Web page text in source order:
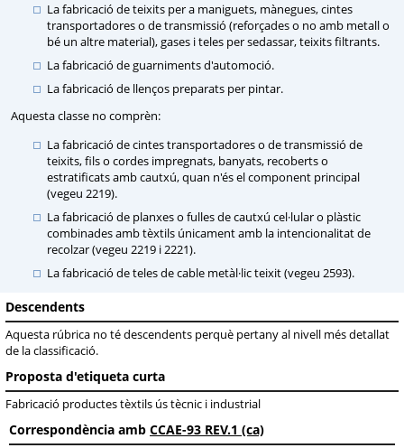
La fabricació de teixits per a maniguets, mànegues, cintes
transportadores o de transmissió (reforçades o no amb metall o
bé un altre material), gases i teles per sedassar, teixits filtrants.
La fabricació de guarniments d'automoció.
La fabricació de llenços preparats per pintar.
Aquesta classe no comprèn:
La fabricació de cintes transportadores o de transmissió de
teixits, fils o cordes impregnats, banyats, recoberts o
estratificats amb cautxú, quan n'és el component principal
(vegeu 2219).
La fabricació de planxes o fulles de cautxú cel·lular o plàstic
combinades amb tèxtils únicament amb la intencionalitat de
recolzar (vegeu 2219 i 2221).
La fabricació de teles de cable metàl·lic teixit (vegeu 2593).
Descendents
Aquesta rúbrica no té descendents perquè pertany al nivell més detallat
de la classificació.
Proposta d'etiqueta curta
Fabricació productes tèxtils ús tècnic i industrial
Correspondència amb CCAE-93 REV.1 (ca)